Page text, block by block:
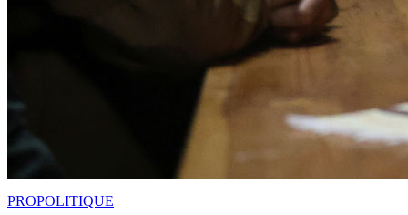
PROPOLITIQUE